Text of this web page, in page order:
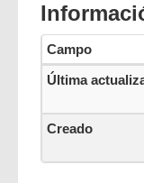
Campo
Última
Creado